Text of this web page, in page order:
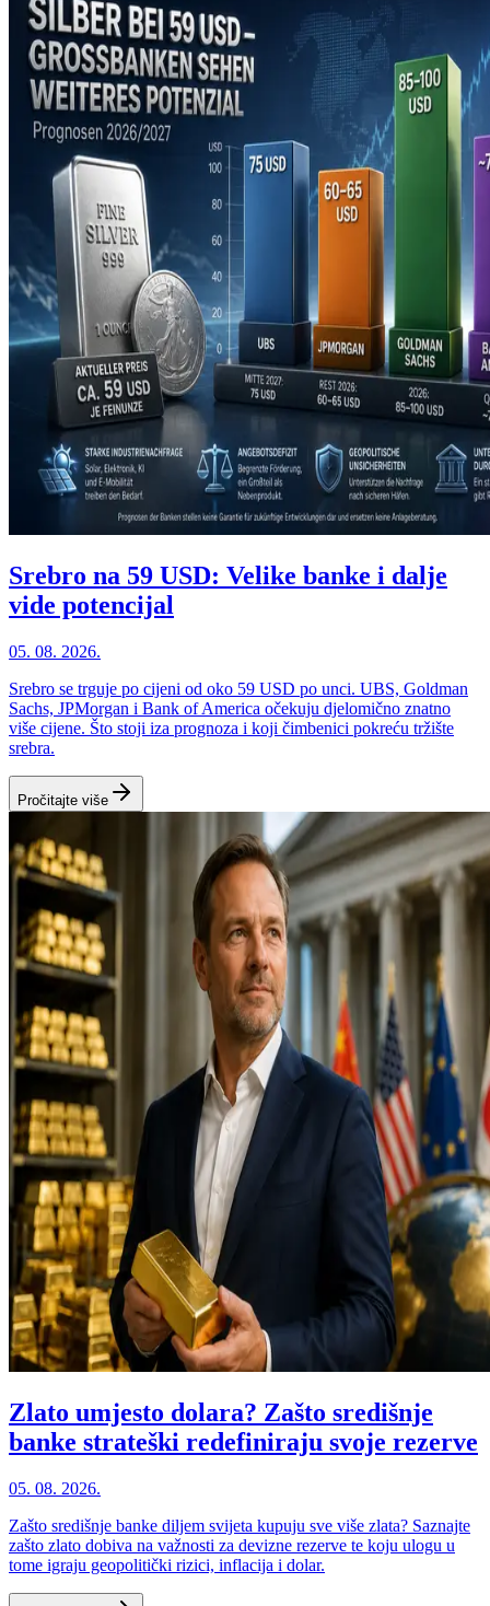
Srebro na 59 USD: Velike banke i dalje
vide potencijal
05. 08. 2026.
Srebro se trguje po cijeni od oko 59 USD po unci. UBS, Goldman
Sachs, JPMorgan i Bank of America očekuju djelomično znatno
više cijene. Što stoji iza prognoza i koji čimbenici pokreću tržište
srebra.
Pročitajte više
Zlato umjesto dolara? Zašto središnje
banke strateški redefiniraju svoje rezerve
05. 08. 2026.
Zašto središnje banke diljem svijeta kupuju sve više zlata? Saznajte
zašto zlato dobiva na važnosti za devizne rezerve te koju ulogu u
tome igraju geopolitički rizici, inflacija i dolar.